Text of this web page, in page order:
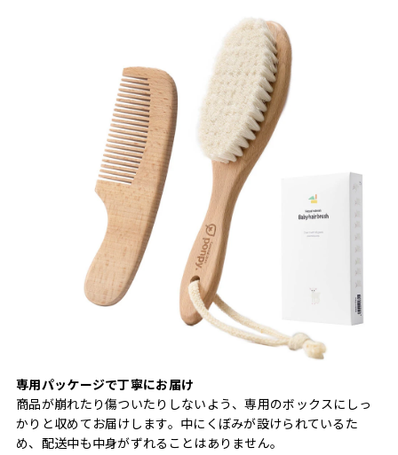
専用パッケージで丁寧にお届け
商品が崩れたり傷ついたりしないよう、専用のボックスにしっ
かりと収めてお届けします。中にくぼみが設けられているた
め、配送中も中身がずれることはありません。